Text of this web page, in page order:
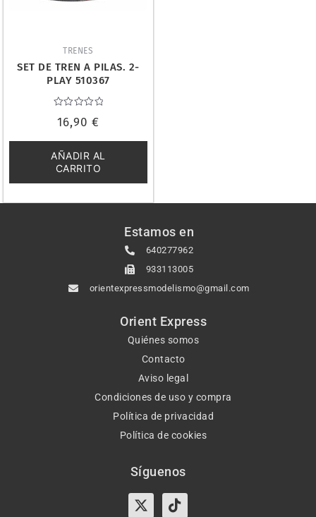
TRENES
SET DE TREN A PILAS. 2-
PLAY 510367
con
de
5
16,90 €
AÑADIR AL
CARRITO
Estamos en
640277962
933113005
orientexpressmodelismo@gmail.com
Orient Express
Quiénes somos
Contacto
Aviso legal
Condiciones de uso y compra
Política de privacidad
Política de cookies
Síguenos
X-
twitter
Tiktok
InstagramFacebook